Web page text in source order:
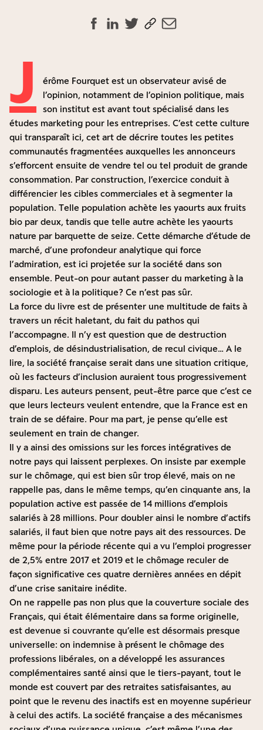
J
érôme Fourquet est un observateur avisé de
l’opinion, notamment de l’opinion politique, mais
son institut est avant tout spécialisé dans les
études marketing pour les entreprises. C’est cette culture
qui transparaît ici, cet art de décrire toutes les petites
communautés fragmentées auxquelles les annonceurs
s’efforcent ensuite de vendre tel ou tel produit de grande
consommation. Par construction, l’exercice conduit à
différencier les cibles commerciales et à segmenter la
population. Telle population achète les yaourts aux fruits
bio par deux, tandis que telle autre achète les yaourts
nature par barquette de seize. Cette démarche d’étude de
marché, d’une profondeur analytique qui force
l’admiration, est ici projetée sur la société dans son
ensemble. Peut-on pour autant passer du marketing à la
sociologie et à la politique ? Ce n’est pas sûr.
La force du livre est de présenter une multitude de faits à
travers un récit haletant, du fait du pathos qui
l’accompagne. Il n’y est question que de destruction
d’emplois, de désindustrialisation, de recul civique… A le
lire, la société française serait dans une situation critique,
où les facteurs d’inclusion auraient tous progressivement
disparu. Les auteurs pensent, peut-être parce que c’est ce
que leurs lecteurs veulent entendre, que la France est en
train de se défaire. Pour ma part, je pense qu’elle est
seulement en train de changer.
Il y a ainsi des omissions sur les forces intégratives de
notre pays qui laissent perplexes. On insiste par exemple
sur le chômage, qui est bien sûr trop élevé, mais on ne
rappelle pas, dans le même temps, qu’en cinquante ans, la
population active est passée de 14 millions d’emplois
salariés à 28 millions. Pour doubler ainsi le nombre d’actifs
salariés, il faut bien que notre pays ait des ressources. De
même pour la période récente qui a vu l’emploi progresser
de 2,5% entre 2017 et 2019 et le chômage reculer de
façon significative ces quatre dernières années en dépit
d’une crise sanitaire inédite.
On ne rappelle pas non plus que la couverture sociale des
Français, qui était élémentaire dans sa forme originelle,
est devenue si couvrante qu’elle est désormais presque
universelle: on indemnise à présent le chômage des
professions libérales, on a développé les assurances
complémentaires santé ainsi que le tiers-payant, tout le
monde est couvert par des retraites satisfaisantes, au
point que le revenu des inactifs est en moyenne supérieur
à celui des actifs. La société française a des mécanismes